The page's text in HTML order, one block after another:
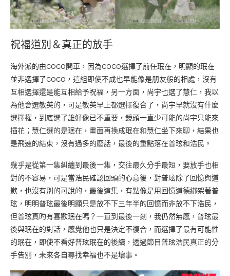
祝福道別＆真正的放手
海外派的由COCO開車，因為COCO選擇了前任珉在，明顯的珉在
並非選擇了COCO，這組即使不成也早能像是朋友般的相處，沒有
互相選擇還是能互相給予祝福，另一方面，尚宇也選了慧仁，我以
為他會選敏英的，可是敏英早上都選擇復合了，尚宇早就沒有什麼
選擇權，到底選了誰好像已不重要，鏡頭一直少可能的尚宇只能來
插花；慧仁選的是珉在，畫面再換成珉在和慧仁坐下來聊，結果也
是飛速的結束，沒有過多的廢話，最後的重點落在普玹和浩民。
幾乎是從第一集糾纏到最後一集，交往最久分手最短，要放手也相
對的不容易，可是當浩民確認回頭的心意後，對普玹除了回憶與道
歉，也沒有別的可說的，最後這集，有點像是用回憶道德綁架著普
玹，明明普玹最後明顯只是放不下三年半的回憶而非放不下浩民，
但普玹真旳有喜歡珉在嗎？一直到最後一刻，我仍然無感，普玹最
後與珉在的對話，感覺他也只是決定不復合，而選擇了最有可能性
的珉在，即使不看好普玹珉在的後續，透過節目普玹浩民真正的分
手告別，未來各自尋找幸福也不是壞事。